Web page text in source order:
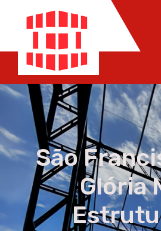
NOME *
E-MAIL *